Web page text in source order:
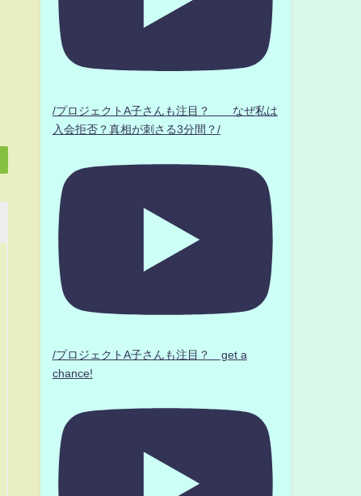
/プロジェクトA子さんも注目？ なぜ私は
入会拒否？真相が刺さる3分間？/
/プロジェクトA子さんも注目？ get a
chance!